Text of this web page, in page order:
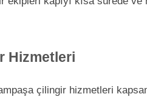
Hizmetleri
çilingir hizmetleri